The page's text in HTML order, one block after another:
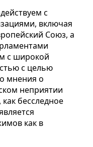
с
включая
Союз, а
с широкой
с целью
мнения о
неприятии
бесследное
как в